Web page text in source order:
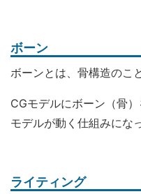
ボーン
ボーンとは、骨構造のこ
CGモデルにボーン（骨
モデルが動く仕組みにな
ライティング